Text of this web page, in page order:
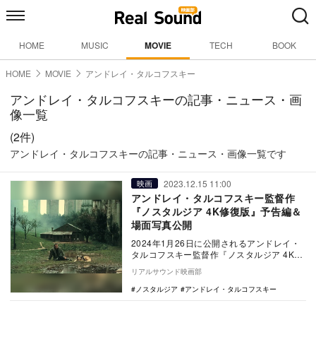
HOME MUSIC MOVIE TECH BOOK
HOME MOVIE アンドレイ・タルコフスキー
アンドレイ・タルコフスキーの記事・ニュース・画
像一覧
(2件)
アンドレイ・タルコフスキーの記事・ニュース・画像一覧です
映画 2023.12.15 11:00
アンドレイ・タルコフスキー監督作
『ノスタルジア 4K修復版』予告編＆
場面写真公開
2024年1月26日に公開されるアンドレイ・
タルコフスキー監督作『ノスタルジア 4K修
復版』の予告編と場面写真が公開された。
…
リアルサウンド映画部
ノスタルジア
アンドレイ・タルコフスキー